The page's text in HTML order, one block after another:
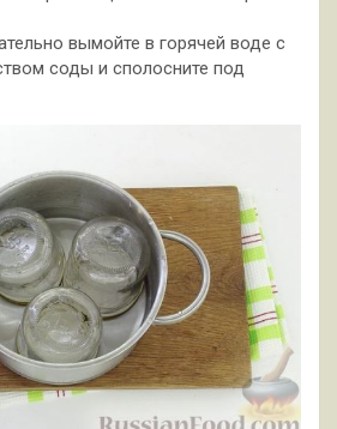
вымойте в горячей воде с
соды и сполосните под